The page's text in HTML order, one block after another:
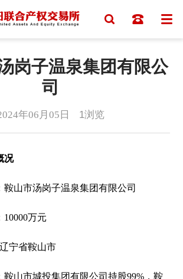
岗子温泉集团有限公
司
年06月05日 1浏览
况
鞍山市汤岗子温泉集团有限公司
10000万元
宁省鞍山市
鞍山市城投集团有限公司持股99%，鞍